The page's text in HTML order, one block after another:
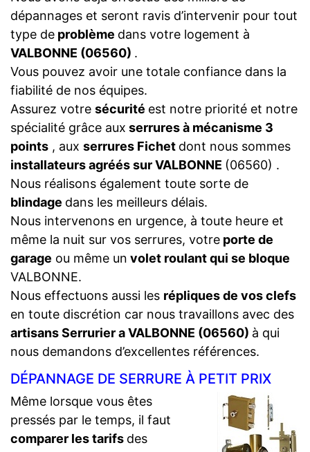
dépannages et seront ravis d’intervenir pour tout
type de problème dans votre logement à
VALBONNE (06560) .
Vous pouvez avoir une totale confiance dans la
fiabilité de nos équipes.
Assurez votre sécurité est notre priorité et notre
spécialité grâce aux serrures à mécanisme 3
points , aux serrures Fichet dont nous sommes
installateurs agréés sur VALBONNE (06560) .
Nous réalisons également toute sorte de
blindage dans les meilleurs délais.
Nous intervenons en urgence, à toute heure et
même la nuit sur vos serrures, votre porte de
garage ou même un volet roulant qui se bloque
VALBONNE.
Nous effectuons aussi les répliques de vos clefs
en toute discrétion car nous travaillons avec des
artisans Serrurier a VALBONNE (06560) à qui
nous demandons d’excellentes références.
DÉPANNAGE DE SERRURE À PETIT PRIX
Même lorsque vous êtes
pressés par le temps, il faut
comparer les tarifs des